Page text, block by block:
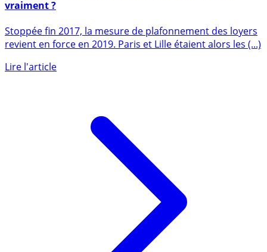
vraiment ?
revient en force en 2019. Paris et Lille étaient alors les (...)